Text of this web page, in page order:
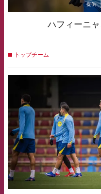
提供
ハフィーニ
トップチーム